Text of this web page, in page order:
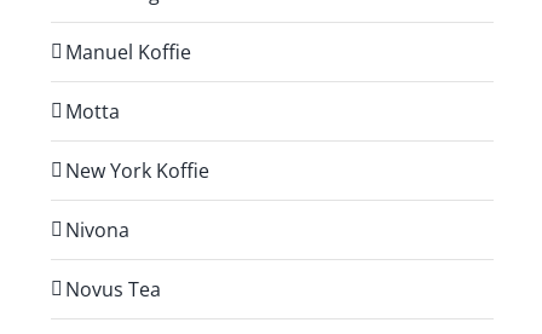
Manuel Koffie
Motta
New York Koffie
Nivona
Novus Tea